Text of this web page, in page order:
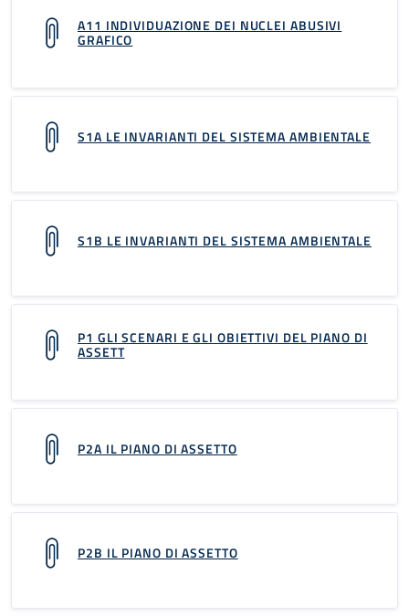
A11 INDIVIDUAZIONE DEI NUCLEI ABUSIVI
GRAFICO
S1A LE INVARIANTI DEL SISTEMA AMBIENTALE
S1B LE INVARIANTI DEL SISTEMA AMBIENTALE
P1 GLI SCENARI E GLI OBIETTIVI DEL PIANO DI
ASSETT
P2A IL PIANO DI ASSETTO
P2B IL PIANO DI ASSETTO